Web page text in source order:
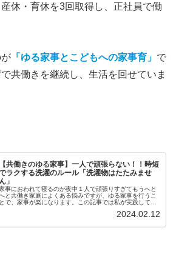
休・育休を3回取得し、正社員で働
「ゆる家事とこどもへの家事育」 で
共働きを継続し、生活を回せていま
【共働きのゆる家事】一人で頑張らない！！時短
ラクする洗濯のルール「洗濯物はたたみませ
ん」
事におわれて寝るのが夜中１人で頑張りすぎてもうへと
と共働き家庭によくある悩みですが、ゆる家事を行うこ
とで、家事が楽になります。この記事では私が実践してい
2024.02.12